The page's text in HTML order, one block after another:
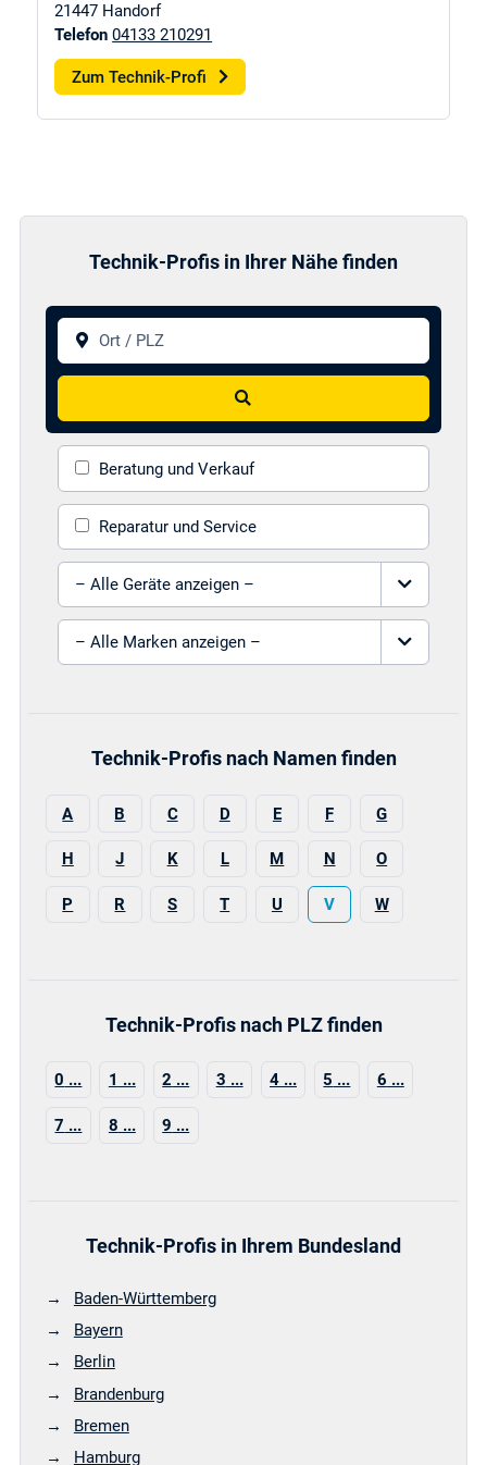
21447 Handorf
Telefon 04133 210291
Zum Technik-Profi
Technik-Profis in Ihrer Nähe finden
Ort / PLZ
Suchen
Beratung und Verkauf
Reparatur und Service
Gerät auswählen
Marke auswählen
Technik-Profis nach Namen finden
A B C D E F G
H J K L M N O
P R S T U V W
Technik-Profis nach PLZ finden
0 1 2 3 4 5 6
7 8 9
Technik-Profis in Ihrem Bundesland
Baden-Württemberg
Bayern
Berlin
Brandenburg
Bremen
Hamburg